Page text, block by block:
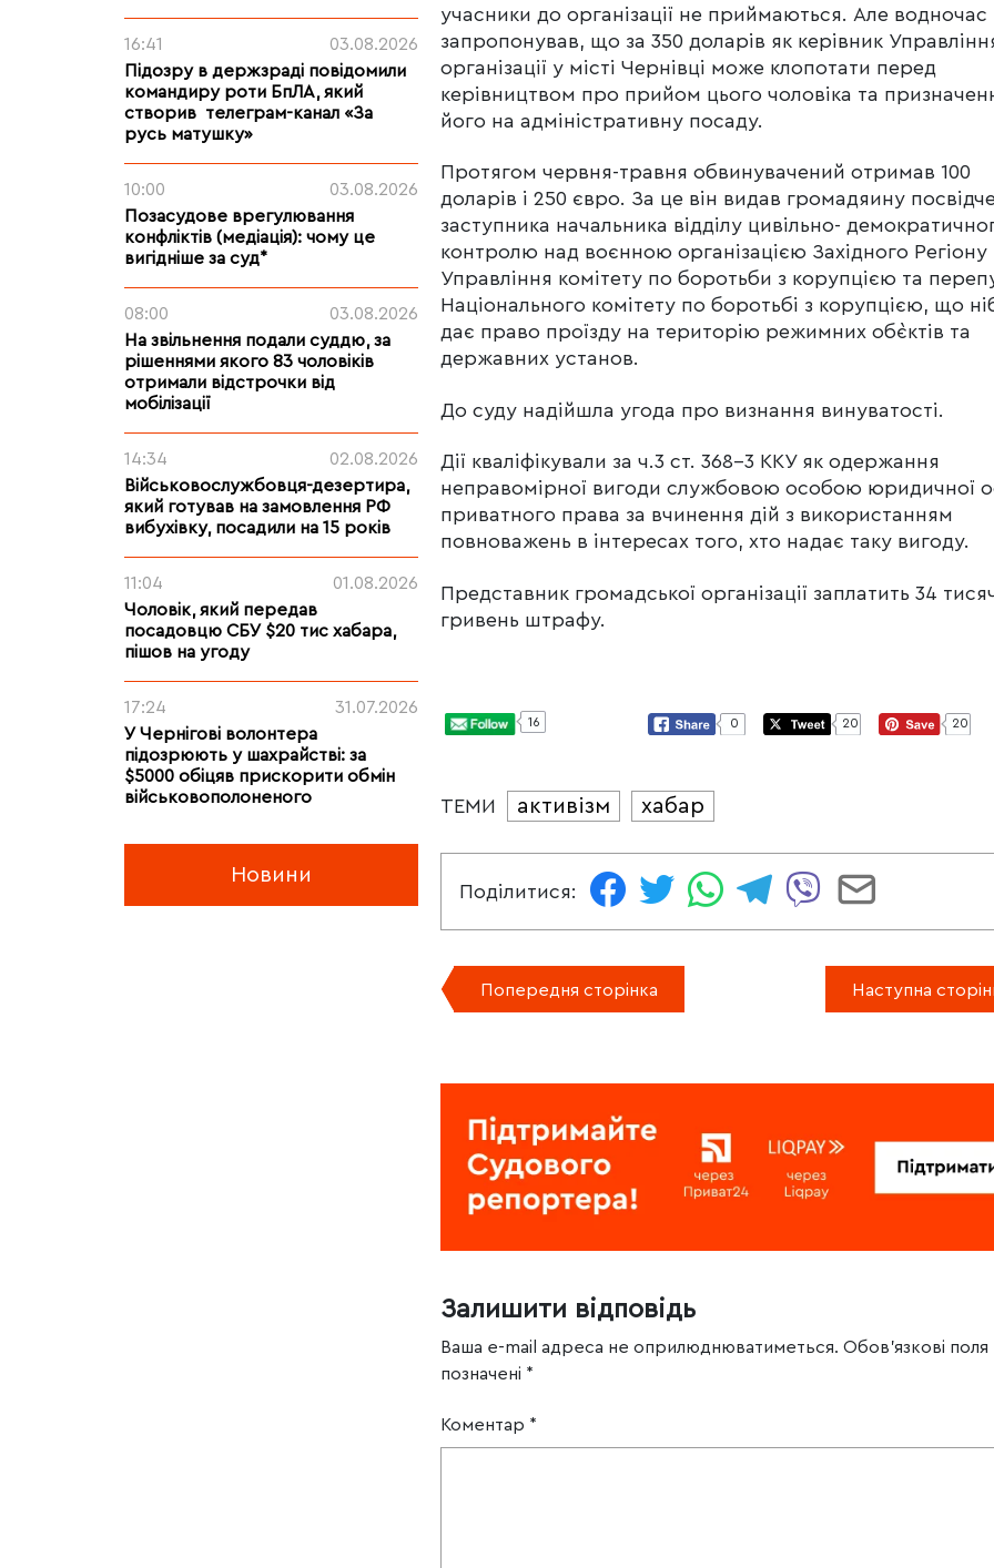
16:41
03.08.2026
Підозру в держзраді повідомили
командиру роти БпЛА, який
створив телеграм-канал «За
русь матушку»
10:00
03.08.2026
Позасудове врегулювання
конфліктів (медіація): чому це
вигідніше за суд*
08:00
03.08.2026
На звільнення подали суддю, за
рішеннями якого 83 чоловіків
отримали відстрочки від
мобілізації
14:34
02.08.2026
Військовослужбовця-дезертира,
який готував на замовлення РФ
вибухівку, посадили на 15 років
11:04
01.08.2026
Чоловік, який передав
посадовцю СБУ $20 тис хабара,
пішов на угоду
17:24
31.07.2026
У Чернігові волонтера
підозрюють у шахрайстві: за
$5000 обіцяв прискорити обмін
військовополоненого
Новини
учасники до організації не приймаються. Але водночас
запропонував, що за 350 доларів як керівник
організації у місті Чернівці може клопотати перед
керівництвом про прийом цього чоловіка та
його на адміністративну посаду.
Протягом червня-травня обвинувачений отримав 100
доларів і 250 євро. За це він видав громадяину
заступника начальника відділу цивільно-
контролю над воєнною організацією Західного Регіону
Управління комітету по боротьби з корупцією та
Національного комітету по боротьбі з корупцією, що
дає право проїзду на територію режимних об`єктів та
державних установ.
До суду надійшла угода про визнання винуватості.
Дії кваліфікували за ч.3 ст. 368-3 ККУ як одержання
неправомірної вигоди службовою особою юридичної
приватного права за вчинення дій з використанням
повноважень в інтересах того, хто надає таку вигоду.
Представник громадської організації заплатить 34
гривень штрафу.
16 0 20 20
ТЕМИ активізм хабар
Поділитися:
Попередня сторінка Наступна
Залишити відповідь
Ваша e-mail адреса не оприлюднюватиметься. Обов’язкові поля
позначені *
Коментар *